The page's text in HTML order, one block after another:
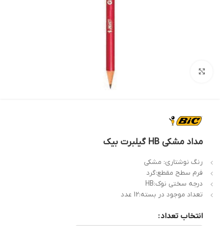
مداد مشکی HB گیلبرت بیک
رنگ نوشتاری: مشکی
فرم سطح مقطع:گرد
درجه سختی نوک:HB
تعداد موجود در بسته:12 عدد
انتخاب تعداد